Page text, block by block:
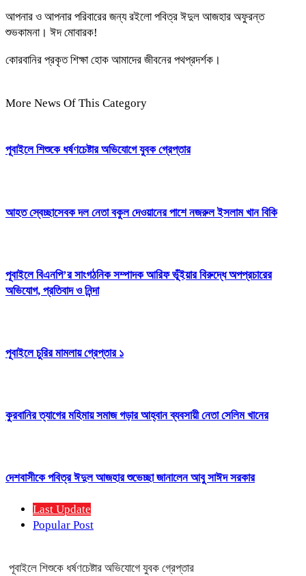
আপনার ও আপনার পরিবারের জন্য রইলো পবিত্র ঈদুল আজহার অফুরন্ত
শুভকামনা। ঈদ মোবারক!
কোরবানির প্রকৃত শিক্ষা হোক আমাদের জীবনের পথপ্রদর্শক।
More News Of This Category
পূবাইলে শিশুকে ধর্ষণচেষ্টার অভিযোগে যুবক গ্রেপ্তার
আহত স্বেচ্ছাসেবক দল নেতা বকুল দেওয়ানের পাশে নজরুল ইসলাম খান বিকি
পূবাইলে বিএনপি’র সাংগঠনিক সম্পাদক আরিফ ভূঁইয়ার বিরুদ্ধে অপপ্রচারের
অভিযোগ, প্রতিবাদ ও নিন্দা
পূবাইলে চুরির মামলায় গ্রেপ্তার ১
কুরবানির ত্যাগের মহিমায় সমাজ গড়ার আহ্বান ব্যবসায়ী নেতা সেলিম খানের
দেশবাসীকে পবিত্র ঈদুল আজহার শুভেচ্ছা জানালেন আবু সাঈদ সরকার
Last Update
Popular Post
পূবাইলে শিশুকে ধর্ষণচেষ্টার অভিযোগে যুবক গ্রেপ্তার